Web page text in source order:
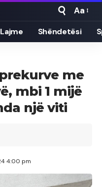
Font
Resizer
Aa
Lajme Shëndetësi
me
mbi 1 mijë
një viti
4:00 pm